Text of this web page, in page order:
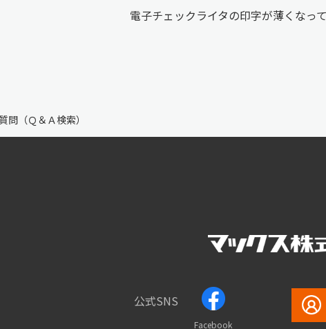
電子チェックライタの印字が薄くなっ
問（Ｑ＆Ａ検索）
公式SNS
Facebook